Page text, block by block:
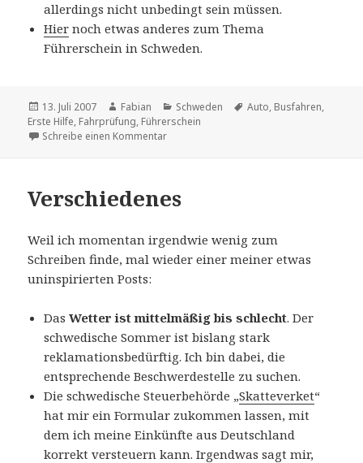
allerdings nicht unbedingt sein müssen.
Hier noch etwas anderes zum Thema
Führerschein in Schweden.
Veröffentlicht
am
13. Juli 2007 Autor
Fabian Kategorien
Schweden Schlagwörter
Auto, Busfahren,
Erste Hilfe, Fahrprüfung, Führerschein
Schreibe einen Kommentarzu Uppkörning
Verschiedenes
Weil ich momentan irgendwie wenig zum
Schreiben finde, mal wieder einer meiner etwas
uninspirierten Posts:
DasWetter ist mittelmäßig bis schlecht. Der
schwedische Sommer ist bislang stark
reklamationsbedürftig. Ich bin dabei, die
entsprechende Beschwerdestelle zu suchen.
Die schwedische Steuerbehörde „Skatteverket“
hat mir ein Formular zukommen lassen, mit
dem ich meine Einkünfte aus Deutschland
korrekt versteuern kann. Irgendwas sagt mir,